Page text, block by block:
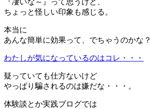
ちょっと怪しい印象も感じる。
本当に
あんな簡単に効果って、でちゃうのかな？
わたしが気になっているのはコレ・・・
疑っていても仕方ないけど
やっぱり騙されるのは嫌だな・・・。
体験談とか実践ブログでは